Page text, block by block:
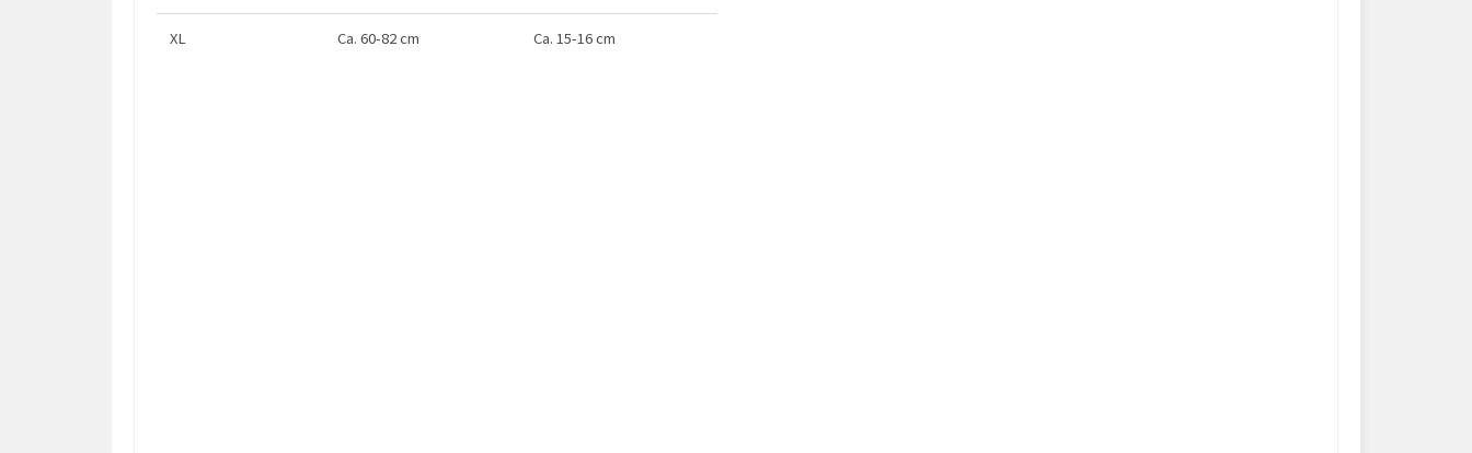
XL Ca. 60-82 cm Ca. 15-16 cm